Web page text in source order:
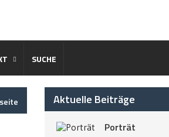
SUCHE
Aktuelle Beiträge
Porträt